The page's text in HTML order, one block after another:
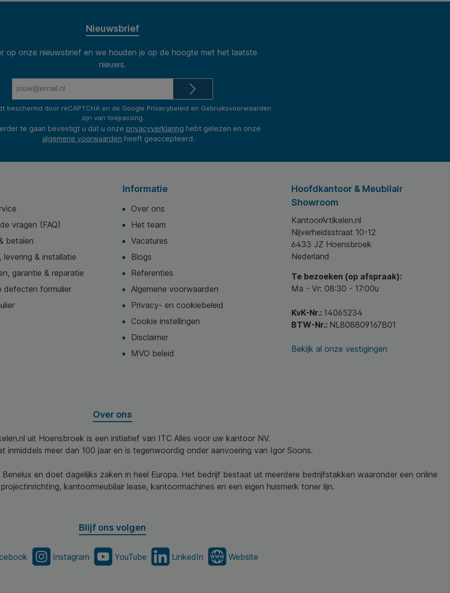
Nieuwsbrief
op onze nieuwsbrief en we houden je op de hoogte met het laatste
nieuws.
beschermd door reCAPTCHA en de Google Privacybeleid en Gebruiksvoorwaarden
zijn van toepassing.
te gaan bevestigt u dat u onze privacyverklaring hebt gelezen en onze
algemene voorwaarden heeft geaccepteerd.
vragen (FAQ)
betalen
levering & installatie
garantie & reparatie
defecten formulier
Informatie
Over ons
Het team
Vacatures
Blogs
Referenties
Algemene voorwaarden
Privacy- en cookiebeleid
Cookie instellingen
Disclaimer
MVO beleid
Hoofdkantoor & Meubilair
Showroom
KantoorArtikelen.nl
Nijverheidsstraat 10-12
6433 JZ Hoensbroek
Nederland
Te bezoeken (op afspraak):
Ma - Vr: 08:30 - 17:00u
KvK-Nr.: 14065234
BTW-Nr.: NL808809167B01
Bekijk al onze vestigingen
Over ons
uit Hoensbroek is een initiatief van ITC Alles voor uw kantoor NV.
inmiddels meer dan 100 jaar en is tegenwoordig onder aanvoering van Igor Soons.
en doet dagelijks zaken in heel Europa. Het bedrijf bestaat uit meerdere bedrijfstakken waaronder een online
kantoormeubilair lease, kantoormachines en een eigen huismerk toner lijn.
Blijf ons volgen
Instagram YouTube LinkedIn Website